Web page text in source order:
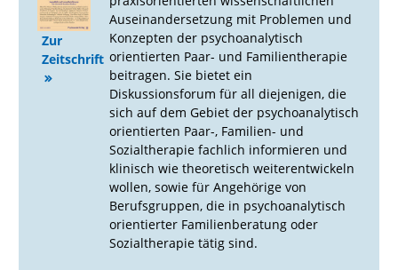
Zur
Zeitschrift
Auseinandersetzung mit Problemen und
Konzepten der psychoanalytisch
orientierten Paar- und Familientherapie
beitragen. Sie bietet ein
Diskussionsforum für all diejenigen, die
sich auf dem Gebiet der psychoanalytisch
orientierten Paar-, Familien- und
Sozialtherapie fachlich informieren und
klinisch wie theoretisch weiterentwickeln
wollen, sowie für Angehörige von
Berufsgruppen, die in psychoanalytisch
orientierter Familienberatung oder
Sozialtherapie tätig sind.